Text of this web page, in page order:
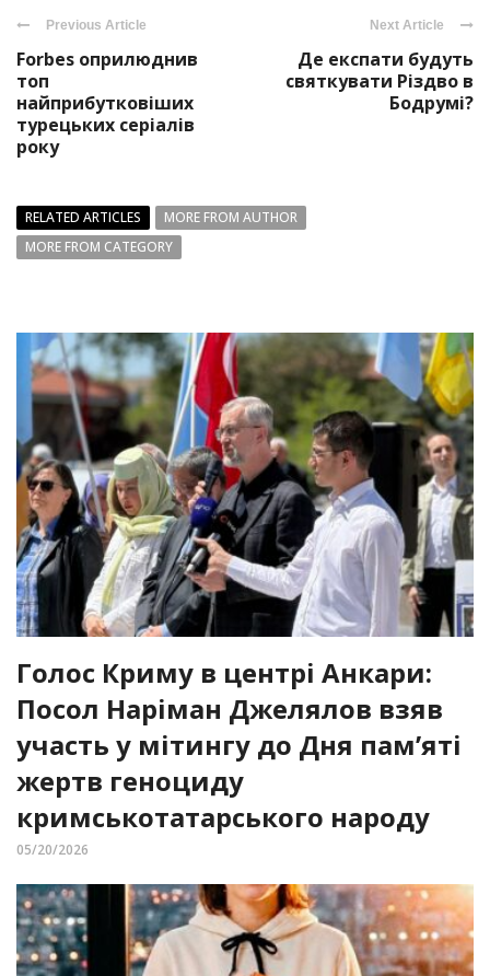
Previous Article
Forbes оприлюднив
топ
найприбутковіших
турецьких серіалів
року
Next Article
Де експати будуть
святкувати Різдво в
Бодрумі?
RELATED ARTICLES
MORE FROM AUTHOR
MORE FROM CATEGORY
Голос Криму в центрі Анкари:
Посол Наріман Джелялов взяв
участь у мітингу до Дня пам’яті
жертв геноциду
кримськотатарського народу
05/20/2026